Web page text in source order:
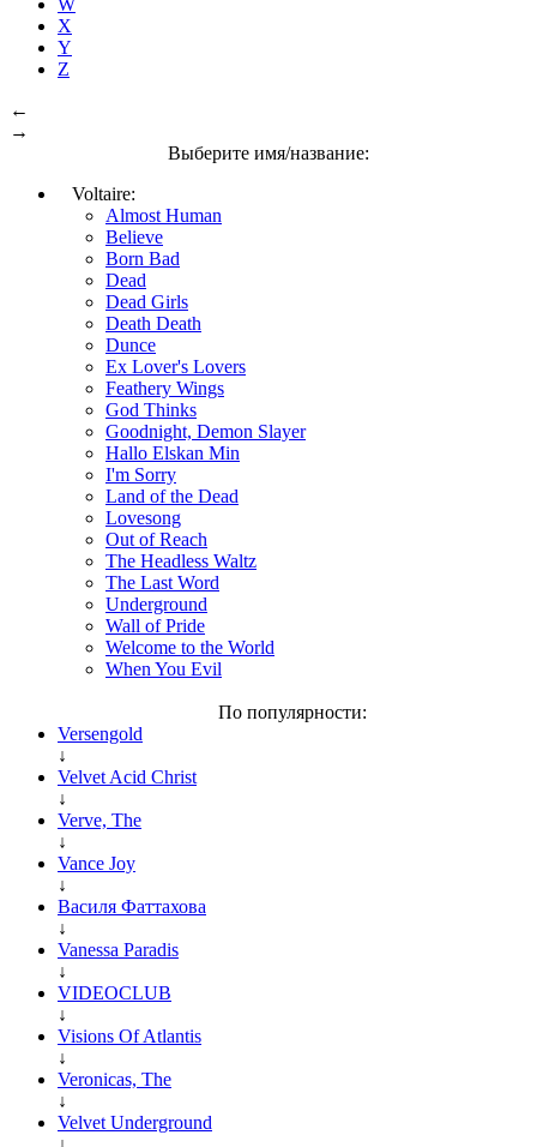
X
Y
Z
←
→
Выберите имя/название:
Voltaire:
Almost Human
Believe
Born Bad
Dead
Dead Girls
Death Death
Dunce
Ex Lover's Lovers
Feathery Wings
God Thinks
Goodnight, Demon Slayer
Hallo Elskan Min
I'm Sorry
Land of the Dead
Lovesong
Out of Reach
The Headless Waltz
The Last Word
Underground
Wall of Pride
Welcome to the World
When You Evil
По популярности:
Versengold
↓
Velvet Acid Christ
↓
Verve, The
↓
Vance Joy
↓
Василя Фаттахова
↓
Vanessa Paradis
↓
VIDEOCLUB
↓
Visions Of Atlantis
↓
Veronicas, The
↓
Velvet Underground